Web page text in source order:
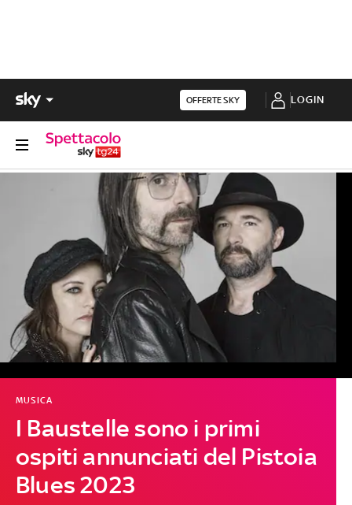
OFFERTE SKY LOGIN
I Baustelle sono i primi
ospiti annunciati del Pistoia
Blues 2023
MUSICA